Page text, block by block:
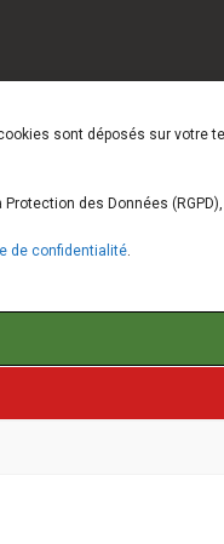
sont déposés sur votre
des Données
de confidentialité.